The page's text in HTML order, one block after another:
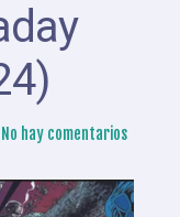
No hay comentarios